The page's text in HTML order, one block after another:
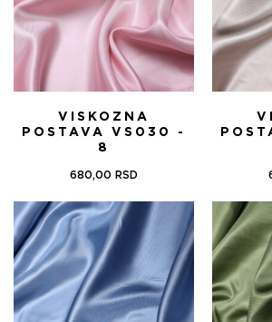
VISKOZNA
POSTAVA VS030 -
8
680,00 RSD